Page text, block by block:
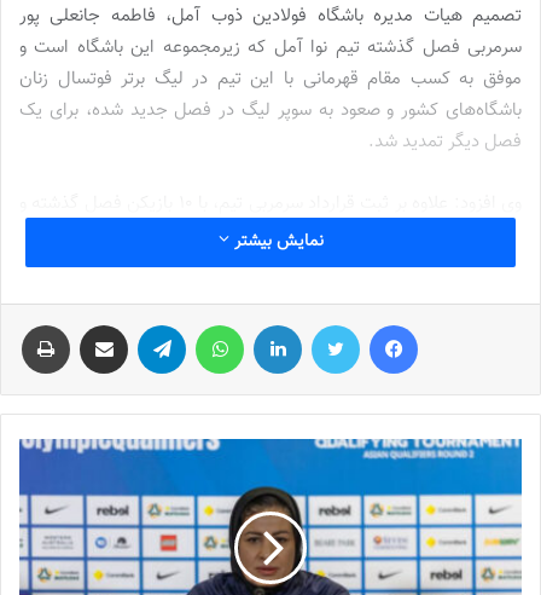
تصمیم هیات مدیره باشگاه فولادین ذوب آمل، فاطمه جانعلی پور
سرمربی فصل گذشته تیم نوا آمل که زیرمجموعه این باشگاه است و
موفق به کسب مقام قهرمانی با این تیم در لیگ برتر فوتسال زنان
باشگاه‌های کشور و صعود به سوپر لیگ در فصل جدید شده، برای یک
فصل دیگر تمدید شد.
تازه وارد نیز قرارداد جدیدی بسته شد.
مدیرعامل باشگاه فولادین ذوب آمل، تاخیر در اعلام رسمی حضور تیمنوا
در سوپر لیگ فوتسال زنان باشگاه‌های کشور را وجود برخی حاشیه‌ها
از سوی برخی افراد و منفعت طلب اعلام کرد و ادامه داد: برخی‌ها به
دنبال شرکت نکردن تیم نوا آمل در سوپر لیگ فوتسال کشور و انتقال
سهیمه شهرستان آمل به شهرهای دیگر و حتی خارج از استان بودند.
نوشته های مشابه
نمایش بیشتر